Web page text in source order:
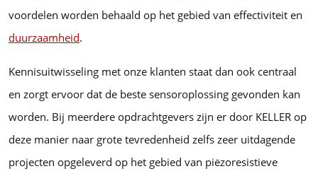
voordelen worden behaald op het gebied van effectiviteit en
duurzaamheid.
Kennisuitwisseling met onze klanten staat dan ook centraal
en zorgt ervoor dat de beste sensoroplossing gevonden kan
worden. Bij meerdere opdrachtgevers zijn er door KELLER op
deze manier naar grote tevredenheid zelfs zeer uitdagende
projecten opgeleverd op het gebied van piëzoresistieve